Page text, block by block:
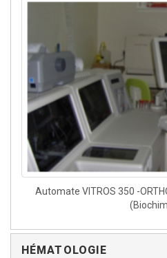
Automate VITROS 350 -
HÉMATOLOGIE